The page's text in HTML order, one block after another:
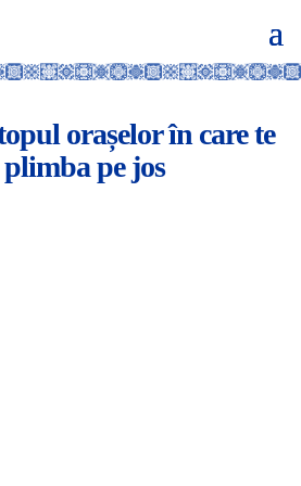
orașelor în care te
pe jos